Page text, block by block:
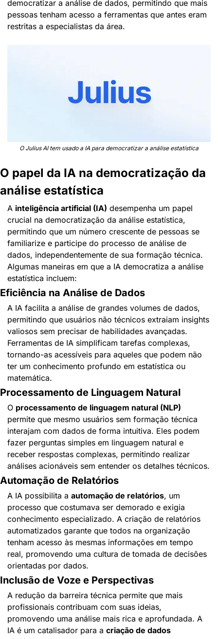
democratizar a análise de dados, permitindo que mais
pessoas tenham acesso a ferramentas que antes eram
restritas a especialistas da área.
O Julius AI tem usado a IA para democratizar a análise estatística
O papel da IA na democratização da
análise estatística
A inteligência artificial (IA) desempenha um papel
crucial na democratização da análise estatística,
permitindo que um número crescente de pessoas se
familiarize e participe do processo de análise de
dados, independentemente de sua formação técnica.
Algumas maneiras em que a IA democratiza a análise
estatística incluem:
Eficiência na Análise de Dados
A IA facilita a análise de grandes volumes de dados,
permitindo que usuários não técnicos extraiam insights
valiosos sem precisar de habilidades avançadas.
Ferramentas de IA simplificam tarefas complexas,
tornando-as acessíveis para aqueles que podem não
ter um conhecimento profundo em estatística ou
matemática.
Processamento de Linguagem Natural
O processamento de linguagem natural (NLP)
permite que mesmo usuários sem formação técnica
interajam com dados de forma intuitiva. Eles podem
fazer perguntas simples em linguagem natural e
receber respostas complexas, permitindo realizar
análises acionáveis sem entender os detalhes técnicos.
Automação de Relatórios
A IA possibilita a automação de relatórios, um
processo que costumava ser demorado e exigia
conhecimento especializado. A criação de relatórios
automatizados garante que todos na organização
tenham acesso às mesmas informações em tempo
real, promovendo uma cultura de tomada de decisões
orientadas por dados.
Inclusão de Voze e Perspectivas
A redução da barreira técnica permite que mais
profissionais contribuam com suas ideias,
promovendo uma análise mais rica e aprofundada. A
IA é um catalisador para a criação de dados